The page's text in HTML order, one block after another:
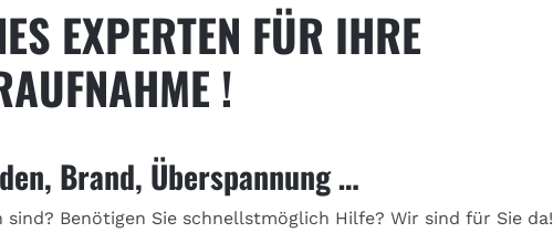
EXPERTEN FÜR IHRE
!
Brand, Überspannung …
Benötigen Sie schnellstmöglich Hilfe? Wir sind für Sie da!